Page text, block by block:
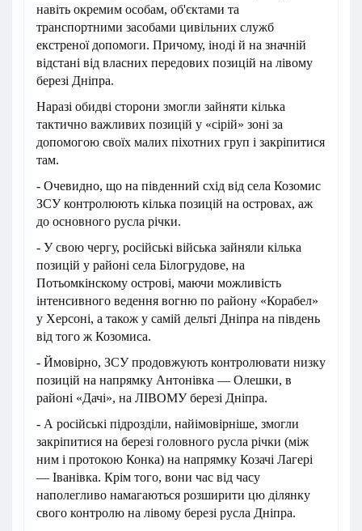
навіть окремим особам, об'єктами та
транспортними засобами цивільних служб
екстреної допомоги. Причому, іноді й на значній
відстані від власних передових позицій на лівому
березі Дніпра.
Наразі обидві сторони змогли зайняти кілька
тактично важливих позицій у «сірій» зоні за
допомогою своїх малих піхотних груп і закріпитися
там.
- Очевидно, що на південний схід від села Козомис
ЗСУ контролюють кілька позицій на островах, аж
до основного русла річки.
- У свою чергу, російські війська зайняли кілька
позицій у районі села Білогрудове, на
Потьомкінскому острові, маючи можливість
інтенсивного ведення вогню по району «Корабел»
у Херсоні, а також у самій дельті Дніпра на південь
від того ж Козомиса.
- Ймовірно, ЗСУ продовжують контролювати низку
позицій на напрямку Антонівка — Олешки, в
районі «Дачі», на ЛІВОМУ березі Дніпра.
- А російські підрозділи, найімовірніше, змогли
закріпитися на березі головного русла річки (між
ним і протокою Конка) на напрямку Козачі Лагері
— Іванівка. Крім того, вони час від часу
наполегливо намагаються розширити цю ділянку
свого контролю на лівому березі русла Дніпра.